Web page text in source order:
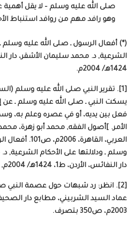
صلى الله عليه وسلم – لا يقل أهمية
وهو رافد مهم من روافد استنباط
(*) أفعال الرسول ـ صلى الله عليه وسلم ـ
1424هـ/ 2004م.
[1]. تقرير النبي صلى الله عليه وسلم
يسكت النبي ـ صلى الله عليه وسلم ـ عن
فعل بين يديه، أو في عصره وعلم به،
الأمر. ]أصول الفقه, محمد أبو زهرة، محمد
العربي، القاهرة،
وسلم ـ ودلالتها على الأحكام الشرعية,
دار النفائس، الأردن، ط1، 1424هـ/ 2004م, (2/ 89)].
[2]. انظر: رد شبهات حول عصمة النبي
2003م، ص350 بتصرف.